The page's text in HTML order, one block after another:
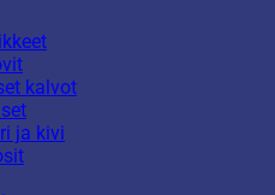
kalvot
ja kivi